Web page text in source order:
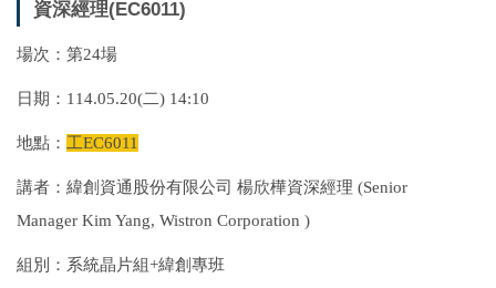
資深經理(EC6011)
場次：第24場
日期：114.05.20(二) 14:10
地點： 工EC6011
講者：緯創資通股份有限公司 楊欣樺資深經理 (Senior
Manager Kim Yang, Wistron Corporation )
組別：系統晶片組+緯創專班